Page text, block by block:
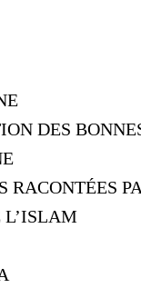
DES
RACONTÉES
L’ISLAM